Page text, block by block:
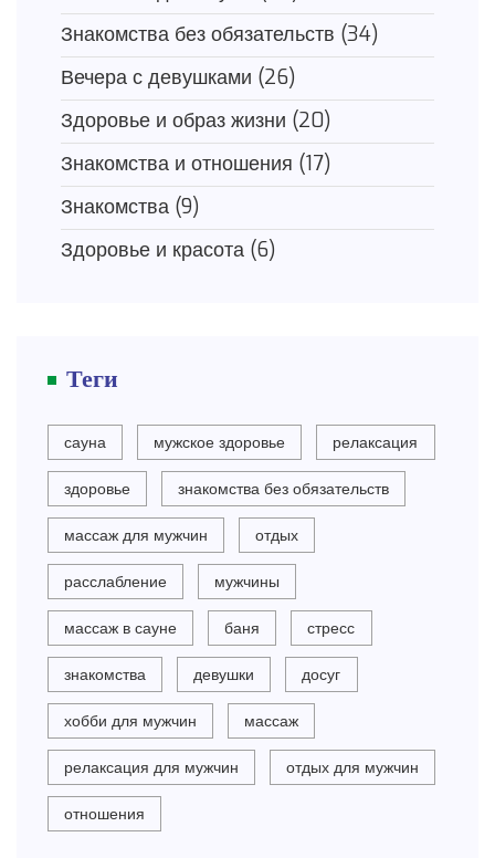
Знакомства без обязательств (34)
Вечера с девушками (26)
Здоровье и образ жизни (20)
Знакомства и отношения (17)
Знакомства (9)
Здоровье и красота (6)
Теги
сауна мужское здоровье релаксация
здоровье знакомства без обязательств
массаж для мужчин отдых
расслабление мужчины
массаж в сауне баня стресс
знакомства девушки досуг
хобби для мужчин массаж
релаксация для мужчин отдых для мужчин
отношения